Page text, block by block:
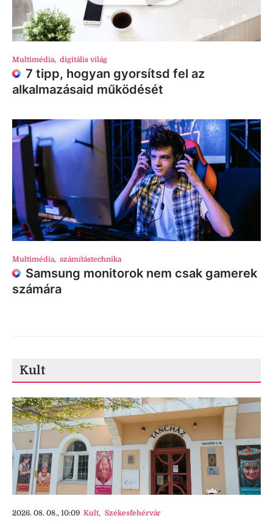
Multimédia, digitális világ
7 tipp, hogyan gyorsítsd fel az
alkalmazásaid működését
Multimédia, számítástechnika
Samsung monitorok nem csak gamerek
számára
Kult
2026. 08. 08., 10:09 Kult, Székesfehérvár